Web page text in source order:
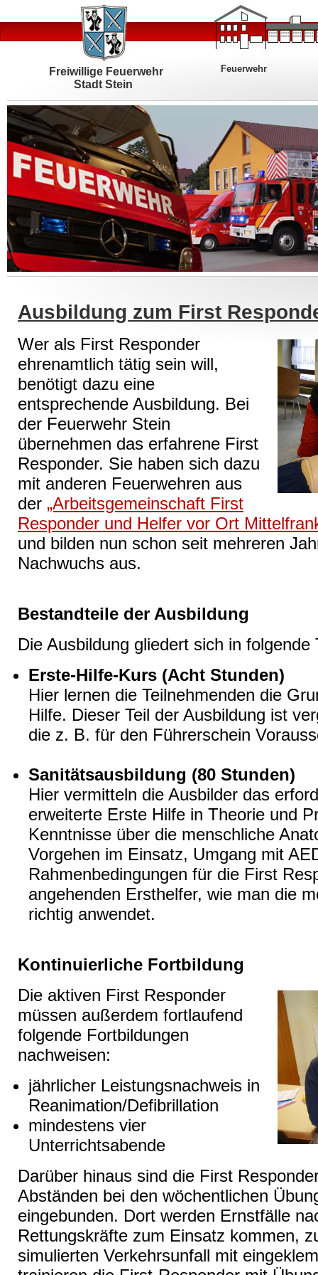
Freiwillige Feuerwehr
Stadt Stein
Feuerwehr
Ausbildung zum First
Wer als First Responder
ehrenamtlich tätig sein will,
benötigt dazu eine
entsprechende Ausbildung. Bei
der Feuerwehr Stein
übernehmen das erfahrene First
Responder. Sie haben sich dazu
mit anderen Feuerwehren aus
der „Arbeitsgemeinschaft First
Responder und Helfer vor Ort
und bilden nun schon seit mehreren
Nachwuchs aus.
Bestandteile der Ausbildung
Die Ausbildung gliedert sich in folgende
Erste-Hilfe-Kurs (Acht Stunden)
Hier lernen die Teilnehmenden die
Hilfe. Dieser Teil der Ausbildung ist
die z. B. für den Führerschein
Sanitätsausbildung (80 Stunden)
Hier vermitteln die Ausbilder das
erweiterte Erste Hilfe in Theorie und
Kenntnisse über die menschliche
Vorgehen im Einsatz, Umgang mit
Rahmenbedingungen für die First
angehenden Ersthelfer, wie man die
richtig anwendet.
Kontinuierliche Fortbildung
Die aktiven First Responder
müssen außerdem fortlaufend
folgende Fortbildungen
nachweisen:
jährlicher Leistungsnachweis in
Reanimation/Defibrillation
mindestens vier
Unterrichtsabende
Darüber hinaus sind die First
Abständen bei den wöchentlichen
eingebunden. Dort werden Ernstfälle
Rettungskräfte zum Einsatz kommen,
simulierten Verkehrsunfall mit